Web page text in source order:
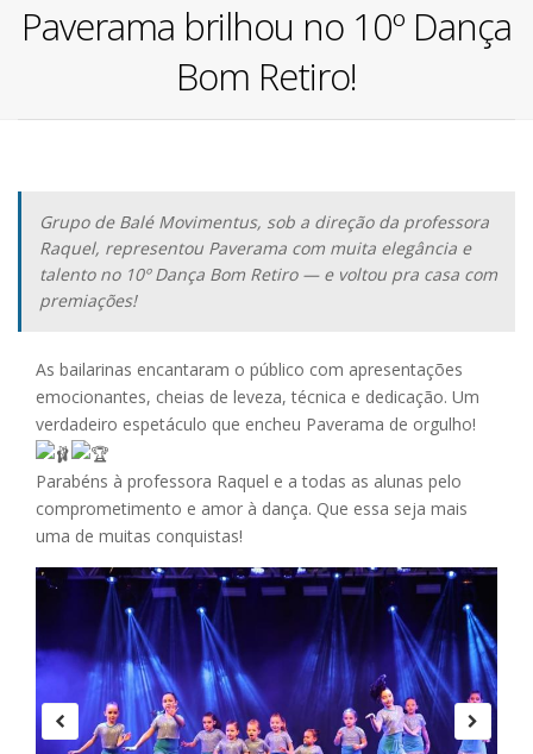
Paverama brilhou no 10º Dança
Bom Retiro!
Grupo de Balé Movimentus, sob a direção da professora
Raquel, representou Paverama com muita elegância e
talento no 10º Dança Bom Retiro — e voltou pra casa com
premiações!
As bailarinas encantaram o público com apresentações
emocionantes, cheias de leveza, técnica e dedicação. Um
verdadeiro espetáculo que encheu Paverama de orgulho!
Parabéns à professora Raquel e a todas as alunas pelo
comprometimento e amor à dança. Que essa seja mais
uma de muitas conquistas!